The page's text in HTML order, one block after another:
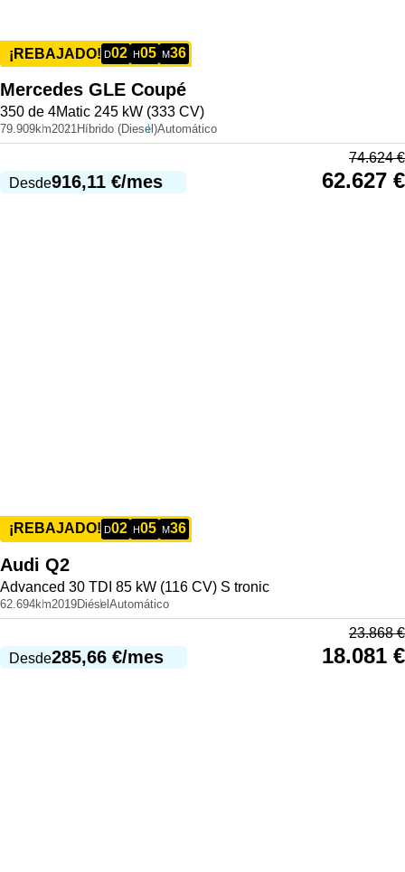
¡REBAJADO! D02 H05 M36
Mercedes GLE Coupé
350 de 4Matic 245 kW (333 CV)
79.909km2021Híbrido (Diesel)Automático
Desde916,11 €/mes
74.624€
62.627 €
¡REBAJADO! D02 H05 M36
Audi Q2
Advanced 30 TDI 85 kW (116 CV) S tronic
62.694km2019Diésel Automático
Desde285,66 €/mes
23.868€
18.081 €